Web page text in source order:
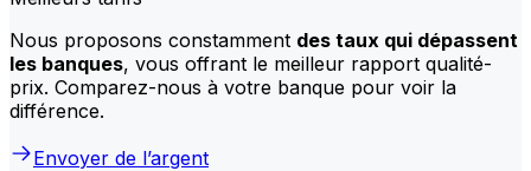
Nous proposons constamment des taux qui dépassent
les banques, vous offrant le meilleur rapport qualité-
prix. Comparez-nous à votre banque pour voir la
différence.
Envoyer de l’argent